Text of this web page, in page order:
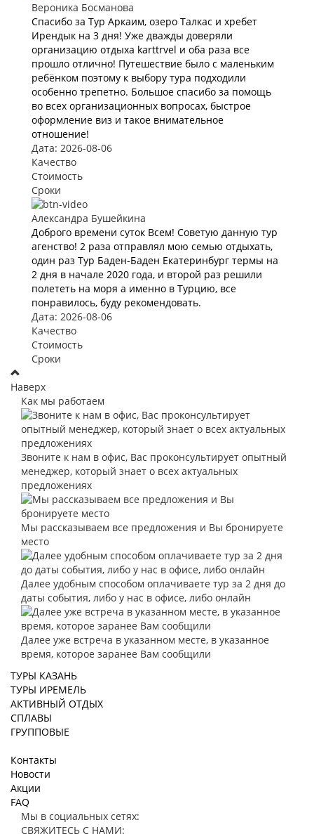
Вероника Босманова
Спасибо за Тур Аркаим, озеро Талкас и хребет
Ирендык на 3 дня! Уже дважды доверяли
организацию отдыха karttrvel и оба раза все
прошло отлично! Путешествие было с маленьким
ребёнком поэтому к выбору тура подходили
особенно трепетно. Большое спасибо за помощь
во всех организационных вопросах, быстрое
оформление виз и такое внимательное
отношение!
Дата: 2026-08-06
Качество
Стоимость
Сроки
Александра Бушейкина
Доброго времени суток Всем! Советую данную тур
агенство! 2 раза отправлял мою семью отдыхать,
один раз Тур Баден-Баден Екатеринбург термы на
2 дня в начале 2020 года, и второй раз решили
полететь на моря а именно в Турцию, все
понравилось, буду рекомендовать.
Дата: 2026-08-06
Качество
Стоимость
Сроки
Наверх
Как мы работаем
Звоните к нам в офис, Вас проконсультирует опытный
менеджер, который знает о всех актуальных
предложениях
Мы рассказываем все предложения и Вы бронируете
место
Далее удобным способом оплачиваете тур за 2 дня до
даты события, либо у нас в офисе, либо онлайн
Далее уже встреча в указанном месте, в указанное
время, которое заранее Вам сообщили
Контакты
Новости
Акции
FAQ
ТУРЫ КАЗАНЬ
ТУРЫ ИРЕМЕЛЬ
АКТИВНЫЙ ОТДЫХ
СПЛАВЫ
ГРУППОВЫЕ
Мы в социальных сетях:
СВЯЖИТЕСЬ С НАМИ: